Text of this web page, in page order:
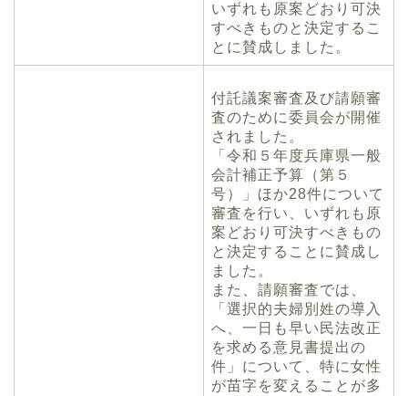
いずれも原案どおり可決
すべきものと決定するこ
とに賛成しました。
付託議案審査及び請願審
査のために委員会が開催
されました。
「令和５年度兵庫県一般
会計補正予算（第５
号）」ほか28件について
審査を行い、いずれも原
案どおり可決すべきもの
と決定することに賛成し
ました。
また、請願審査では、
「選択的夫婦別姓の導入
へ、一日も早い民法改正
を求める意見書提出の
件」について、特に女性
が苗字を変えることが多